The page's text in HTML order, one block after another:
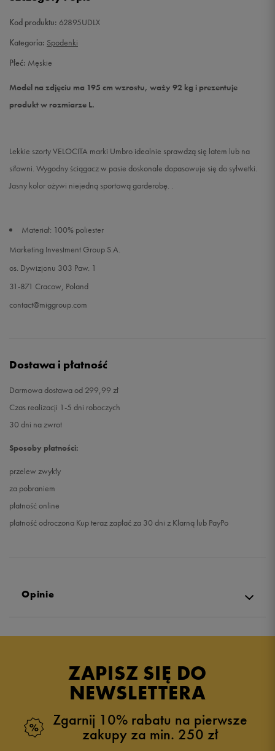
XXL Powiadom o dostępności
Kod produktu: 62895UDLX
Kategoria: Spodenki
Płeć: Męskie
Model na zdjęciu ma 195 cm wzrostu, waży 92 kg i prezentuje
produkt w rozmiarze L.
Lekkie szorty VELOCITA marki Umbro idealnie sprawdzą się latem lub na
siłowni. Wygodny ściągacz w pasie doskonale dopasowuje się do sylwetki.
Jasny kolor ożywi niejedną sportową garderobę. .
Materiał: 100% poliester
Marketing Investment Group S.A.
os. Dywizjonu 303 Paw. 1
31-871 Cracow, Poland
contact@miggroup.com
Dostawa i płatność
Darmowa dostawa od 299,99 zł
Czas realizacji 1-5 dni roboczych
30 dni na zwrot
Sposoby płatności:
przelew zwykły
za pobraniem
płatność online
płatność odroczona Kup teraz zapłać za 30 dni z Klarną lub PayPo
Opinie
ZAPISZ SIĘ DO
NEWSLETTERA
Zgarnij 10% rabatu na pierwsze
zakupy za min. 250 zł